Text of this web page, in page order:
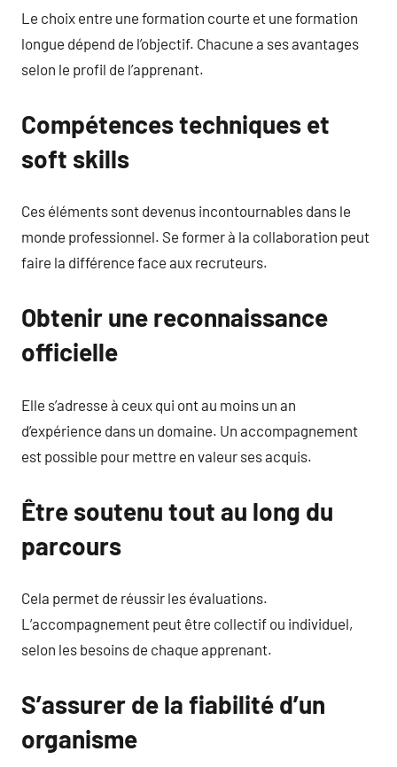
Le choix entre une formation courte et une formation
longue dépend de l’objectif. Chacune a ses avantages
selon le profil de l’apprenant.
Compétences techniques et
soft skills
Ces éléments sont devenus incontournables dans le
monde professionnel. Se former à la collaboration peut
faire la différence face aux recruteurs.
Obtenir une reconnaissance
officielle
Elle s’adresse à ceux qui ont au moins un an
d’expérience dans un domaine. Un accompagnement
est possible pour mettre en valeur ses acquis.
Être soutenu tout au long du
parcours
Cela permet de réussir les évaluations.
L’accompagnement peut être collectif ou individuel,
selon les besoins de chaque apprenant.
S’assurer de la fiabilité d’un
organisme